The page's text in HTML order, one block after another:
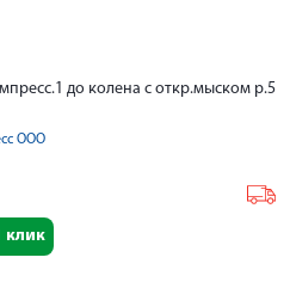
до колена с откр.мыском р.5
ООО
клик